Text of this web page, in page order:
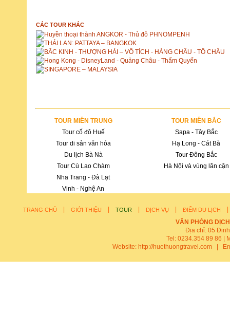
CÁC TOUR KHÁC
Huyền thoại thành ANGKOR - Thủ đô PHNOMPENH
THÁI LAN: PATTAYA – BANGKOK
BẮC KINH - THƯỢNG HẢI – VÔ TÍCH - HÀNG CHÂU - TÔ CHÂU
Hong Kong - DisneyLand - Quảng Châu - Thẩm Quyến
SINGAPORE – MALAYSIA
TOUR MIỀN TRUNG
Tour cố đô Huế
Tour di sản văn hóa
Du lịch Bà Nà
Tour Cù Lao Chàm
Nha Trang - Đà Lạt
Vinh - Nghệ An
TOUR MIỀN BẮC
Sapa - Tây Bắc
Hạ Long - Cát Bà
Tour Đông Bắc
Hà Nội và vùng lân cận
TRANG CHỦ GIỚI THIỆU TOUR DỊCH VỤ ĐIỂM DU LỊCH
VĂN PHÒNG
Địa chỉ: 05
Tel: 0234.354 89 86 |
Website: http://huethuongtravel.com |